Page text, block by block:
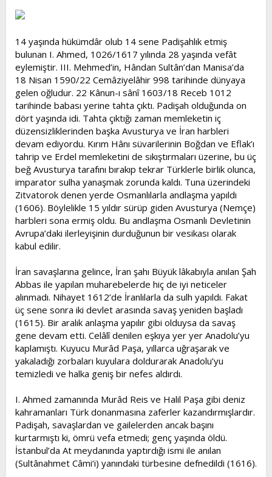
t
a
14 yaşında hükümdâr olub 14 sene Padişahlık etmiş
bulunan I. Ahmed, 1026/1617 yılında 28 yaşında vefât
eylemiştir. III. Mehmed’in, Hândan Sultân’dan Manisa’da
18 Nisan 1590/22 Cemâziyelâhir 998 tarihinde dünyaya
gelen oğludur. 22 Kânun-ı sânî 1603/18 Receb 1012
tarihinde babası yerine tahta çıktı. Padişah olduğunda on
dört yaşında idi. Tahta çıktığı zaman memleketin iç
düzensizliklerinden başka Avusturya ve İran harbleri
devam ediyordu. Kırım Hânı süvarilerinin Boğdan ve Eflak’ı
tahrip ve Erdel memleketini de sıkıştırmaları üzerine, bu üç
beğ Avusturya tarafını bırakıp tekrar Türklerle birlik olunca,
imparator sulha yanaşmak zorunda kaldı. Tuna üzerindeki
Zitvatorok denen yerde Osmanlılarla andlaşma yapıldı
(1606). Böylelikle 15 yıldır sürüp giden Avusturya (Nemçe)
harbleri sona ermiş oldu. Bu andlaşma Osmanlı Devletinin
Avrupa’daki ilerleyişinin durduğunun bir vesikası olarak
kabul edilir.
İran savaşlarına gelince, İran şahı Büyük lâkabıyla anılan Şah
Abbas ile yapılan muharebelerde hiç de iyi neticeler
alınmadı. Nihayet 1612’de İranlılarla da sulh yapıldı. Fakat
üç sene sonra iki devlet arasında savaş yeniden başladı
(1615). Bir aralık anlaşma yapılır gibi olduysa da savaş
gene devam etti. Celâlî denilen eşkıya yer yer Anadolu’yu
kaplamıştı. Kuyucu Murâd Paşa, yıllarca uğraşarak ve
yakaladığı zorbaları kuyulara doldurarak Anadolu’yu
temizledi ve halka geniş bir nefes aldırdı.
I. Ahmed zamanında Murâd Reis ve Halil Paşa gibi deniz
kahramanları Türk donanmasına zaferler kazandırmışlardır.
Padişah, savaşlardan ve gailelerden ancak başını
kurtarmıştı ki, ömrü vefa etmedi; genç yaşında öldü.
İstanbul’da At meydanında yaptırdığı ismi ile anılan
(Sultânahmet Câmi‘i) yanındaki türbesine defnedildi (1616).